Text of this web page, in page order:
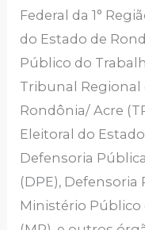
Federal da 1°
do Estado de
Público do
Tribunal Regional
Rondônia/ Acre
Eleitoral do
Defensoria
(DPE), Defensoria
Ministério Público